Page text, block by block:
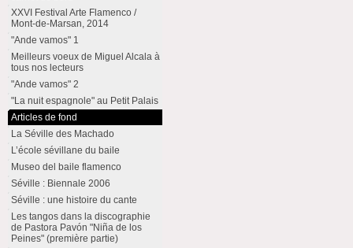
XXVI Festival Arte Flamenco /
Mont-de-Marsan, 2014
"Ande vamos" 1
Meilleurs voeux de Miguel Alcala à
tous nos lecteurs
"Ande vamos" 2
"La nuit espagnole" au Petit Palais
Articles de fond
La Séville des Machado
L’école sévillane du baile
Museo del baile flamenco
Séville : Biennale 2006
Séville : une histoire du cante
Les tangos dans la discographie
de Pastora Pavón "Niña de los
Peines" (première partie)